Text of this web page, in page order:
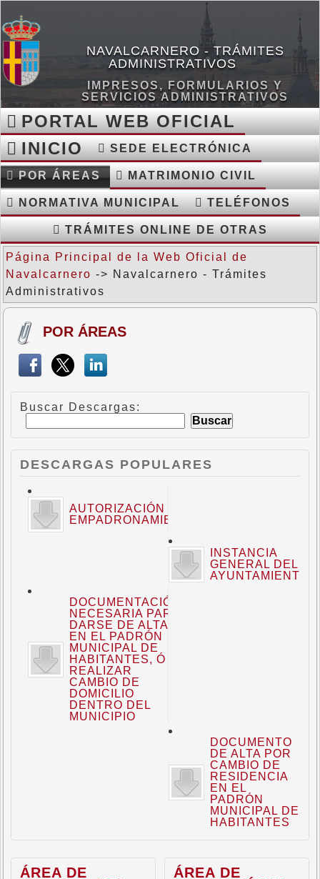
NAVALCARNERO - TRÁMITES
ADMINISTRATIVOS
IMPRESOS, FORMULARIOS Y
SERVICIOS ADMINISTRATIVOS
PORTAL WEB OFICIAL
INICIO
SEDE ELECTRÓNICA
POR ÁREAS MATRIMONIO CIVIL
NORMATIVA MUNICIPAL TELÉFONOS
TRÁMITES ONLINE DE OTRAS
ADMINISTRACIONES PÚBLICAS
Página Principal de la Web Oficial de
Navalcarnero -> Navalcarnero - Trámites
Administrativos
POR ÁREAS
Buscar Descargas:
DESCARGAS POPULARES
AUTORIZACIÓN DE
EMPADRONAMIENTO
INSTANCIA
GENERAL DEL
AYUNTAMIENTO
DOCUMENTACIÓN
NECESARIA PARA
DARSE DE ALTA
EN EL PADRÓN
MUNICIPAL DE
HABITANTES, Ó
REALIZAR
CAMBIO DE
DOMICILIO
DENTRO DEL
MUNICIPIO
DOCUMENTO
DE ALTA POR
CAMBIO DE
RESIDENCIA
EN EL
PADRÓN
MUNICIPAL DE
HABITANTES
ÁREA DE ÁREA DE